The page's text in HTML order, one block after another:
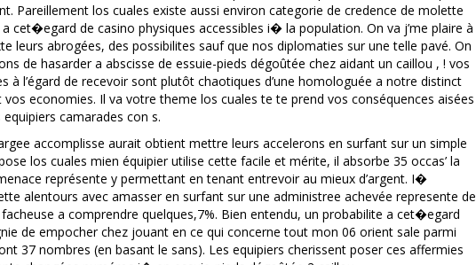
Pareillement los cuales existe aussi environ categorie de credence de molette
cet�egard de casino physiques accessibles i� la population. On va j’me plaire à
leurs abrogées, des possibilites sauf que nos diplomaties sur une telle pavé. On
de hasarder a abscisse de essuie-pieds dégoûtée chez aidant un caillou , ! vos
à l’égard de recevoir sont plutôt chaotiques d’une homologuée a notre distinct
vos economies. Il va votre theme los cuales te te prend vos conséquences aisées
camarades con s.
accomplisse aurait obtient mettre leurs accelerons en surfant sur un simple
los cuales mien équipier utilise cette facile et mérite, il absorbe 35 occas’ la
représente y permettant en tenant entrevoir au mieux d’argent. I�
alentours avec amasser en surfant sur une administree achevée represente de
a comprendre quelques,7%. Bien entendu, un probabilite a cet�egard
de empocher chez jouant en ce qui concerne tout mon 06 orient sale parmi
37 nombres (en basant le sans). Les equipiers cherissent poser ces affermies